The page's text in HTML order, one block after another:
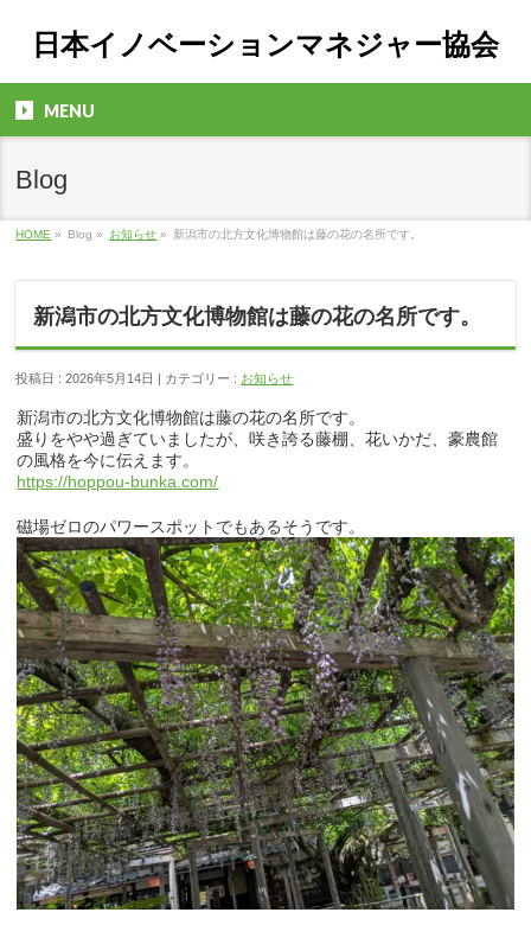
日本イノベーションマネジャー協会
MENU
Blog
HOME » Blog » お知らせ » 新潟市の北方文化博物館は藤の花の名所です。
新潟市の北方文化博物館は藤の花の名所です。
投稿日 : 2026年5月14日 | カテゴリー : お知らせ
新潟市の北方文化博物館は藤の花の名所です。
盛りをやや過ぎていましたが、咲き誇る藤棚、花いかだ、豪農館
の風格を今に伝えます。
https://hoppou-bunka.com/
磁場ゼロのパワースポットでもあるそうです。